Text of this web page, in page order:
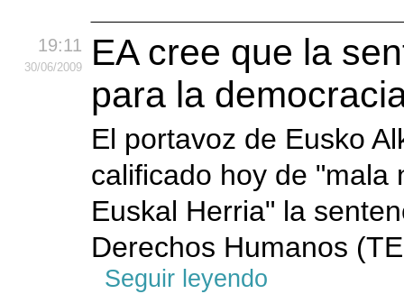
19:11
30/06/2009
EA cree que la
para la
El portavoz de Eusko
calificado hoy de "mala
Euskal Herria" la
Derechos Humanos
Seguir leyendo